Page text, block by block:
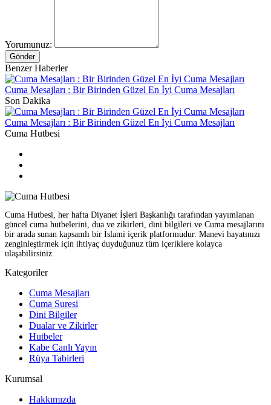
Yorumunuz:
Gönder
Benzer Haberler
Cuma Mesajları : Bir Birinden Güzel En İyi Cuma Mesajları
Son Dakika
Cuma Mesajları : Bir Birinden Güzel En İyi Cuma Mesajları
Cuma Hutbesi
Cuma Hutbesi, her hafta Diyanet İşleri Başkanlığı tarafından yayımlanan
güncel cuma hutbelerini, dua ve zikirleri, dini bilgileri ve Cuma mesajlarını
bir arada sunan kapsamlı bir İslami içerik platformudur. Manevi hayatınızı
zenginleştirmek için ihtiyaç duyduğunuz tüm içeriklere kolayca
ulaşabilirsiniz.
Kategoriler
Cuma Mesajları
Cuma Suresi
Dini Bilgiler
Dualar ve Zikirler
Hutbeler
Kabe Canlı Yayın
Rüya Tabirleri
Kurumsal
Hakkımızda